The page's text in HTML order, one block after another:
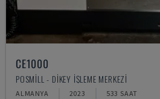
CE1000
POSMILL - DIKEY İŞLEME MERKEZI
ALMANYA 2023 533 SAAT